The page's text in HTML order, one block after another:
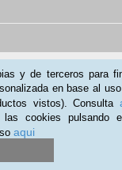
(21-10-2019)
(18-08-2019)
y de terceros para
en base al
vistos). Consulta
cookies pulsando
aqui